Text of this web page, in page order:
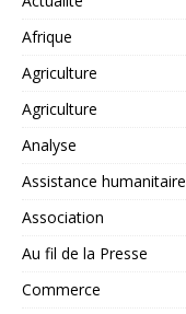
Afrique
Agriculture
Agriculture
Analyse
Assistance humanitaire
Association
Au fil de la Presse
Commerce